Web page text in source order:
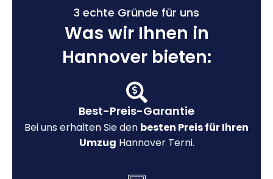
3 echte Gründe für uns
Was wir Ihnen in
Hannover bieten:
Best-Preis-Garantie
Bei uns erhalten Sie den besten Preis für Ihren
Umzug Hannover Terni.